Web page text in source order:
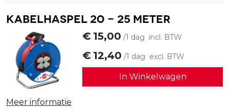
Kabelhaspel 20 - 25 meter
€ 15,00 /1 dag incl. BTW
€ 12,40 /1 dag excl. BTW
In Winkelwagen
Meer informatie